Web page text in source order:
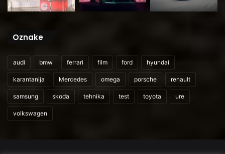
Oznake
audi bmw ferrari film ford hyundai
karantanija Mercedes omega porsche renault
samsung skoda tehnika test toyota ure
volkswagen